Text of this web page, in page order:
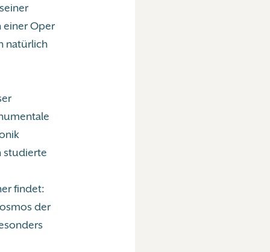
einer Oper
natürlich
studierte
findet:
der